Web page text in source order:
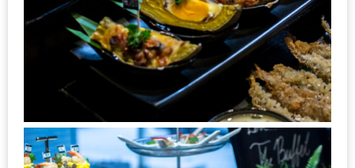
เนื้อ
หมู
ดำ
บูต
ะ